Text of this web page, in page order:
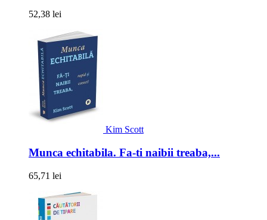
52,38 lei
Kim Scott
Munca echitabila. Fa-ti naibii treaba,...
65,71 lei